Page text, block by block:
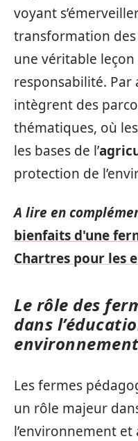
voyant
transformation
une véritable leçon
responsabilité. Par
intègrent des
thématiques, où
les bases de l’
protection de
A lire en
bienfaits d'une
Chartres pour les
Le rôle des
dans
Les fermes
un rôle majeur
l’environnement et